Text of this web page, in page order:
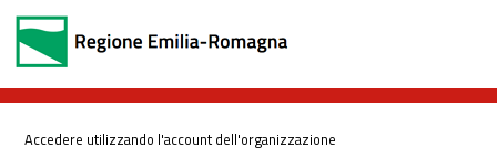
Accedere utilizzando l'account dell'organizzazione